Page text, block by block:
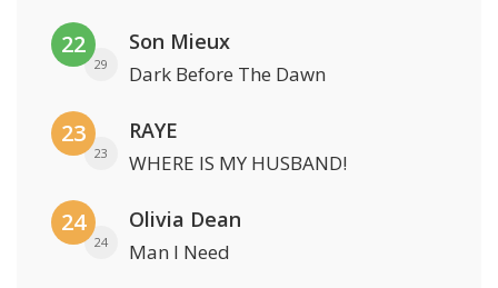
22
29
Son Mieux
Dark Before The Dawn
23
23
RAYE
WHERE IS MY HUSBAND!
24
24
Olivia Dean
Man I Need